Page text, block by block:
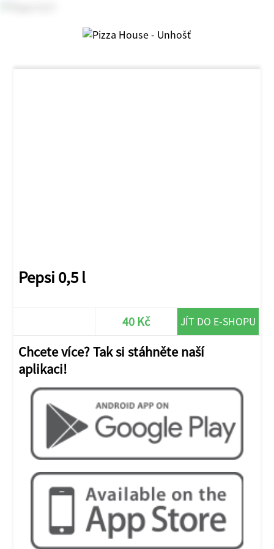
Pepsi 0,5 l
40 Kč JÍT DO E-SHOPU
Chcete více? Tak si stáhněte naší
aplikaci!